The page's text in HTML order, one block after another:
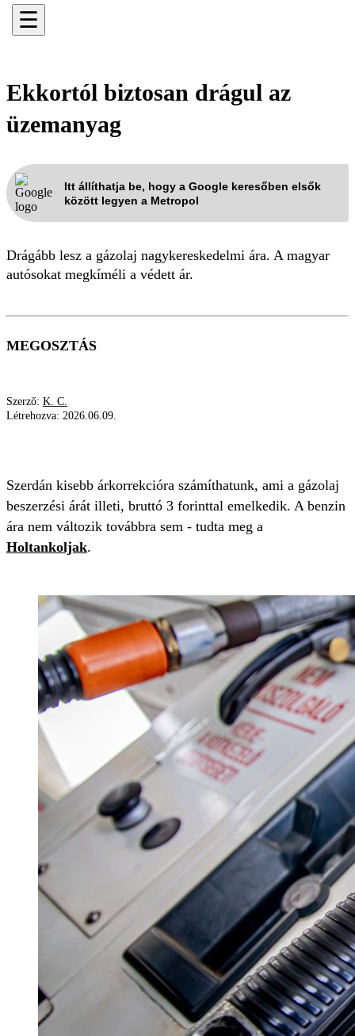
☰
Ekkortól biztosan drágul az
üzemanyag
Itt állíthatja be, hogy a Google keresőben elsők
között legyen a Metropol
Drágább lesz a gázolaj nagykereskedelmi ára. A magyar
autósokat megkíméli a védett ár.
MEGOSZTÁS
Szerző: K. C.
Létrehozva: 2026.06.09.
Szerdán kisebb árkorrekcióra számíthatunk, ami a gázolaj
beszerzési árát illeti, bruttó 3 forinttal emelkedik. A benzin
ára nem változik továbbra sem - tudta meg a
Holtankoljak.